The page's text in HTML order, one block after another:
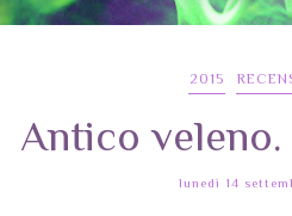
2015
Antico veleno.
lunedì 14